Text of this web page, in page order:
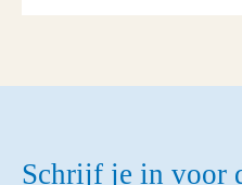
Schrijf je in voor